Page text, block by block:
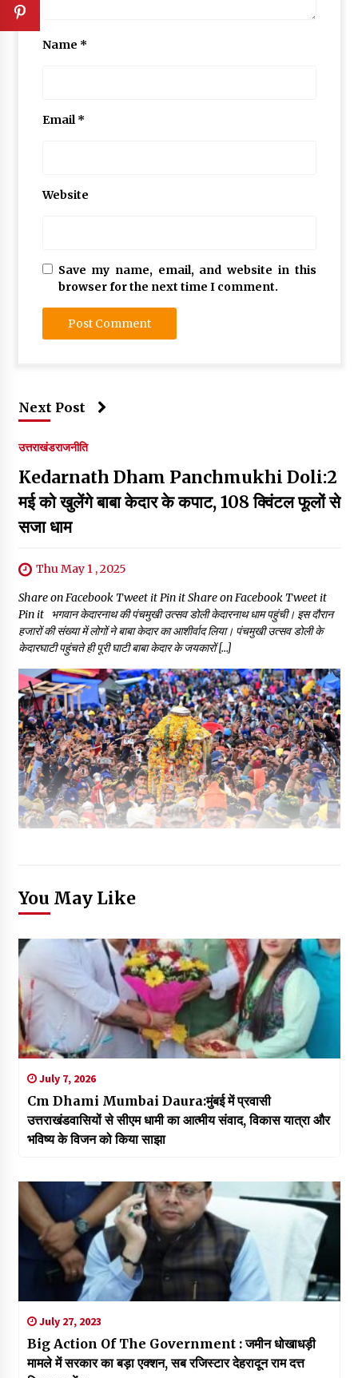
Name *
Email*
Website
Save my name, email, and website in this
browser for the next time I comment.
Next Post
उत्तराखंडराजनीति
Kedarnath Dham Panchmukhi Doli:2
मई को खुलेंगे बाबा केदार के कपाट, 108 क्विंटल फूलों से
सजा धाम
Thu May 1 , 2025
Share on Facebook Tweet it Pin it Share on Facebook Tweet it
Pin it भगवान केदारनाथ की पंचमुखी उत्सव डोली केदारनाथ धाम पहुंची। इस दौरान
हजारों की संख्या में लोगों ने बाबा केदार का आशीर्वाद लिया। पंचमुखी उत्सव डोली के
केदारघाटी पहुंचते ही पूरी घाटी बाबा केदार के जयकारों […]
You May Like
July 7, 2026
Cm Dhami Mumbai Daura:मुंबई में प्रवासी
उत्तराखंडवासियों से सीएम धामी का आत्मीय संवाद, विकास यात्रा और
भविष्य के विजन को किया साझा
July 27, 2023
Big Action Of The Government : जमीन धोखाधड़ी
मामले में सरकार का बड़ा एक्शन, सब रजिस्टार देहरादून राम दत्त